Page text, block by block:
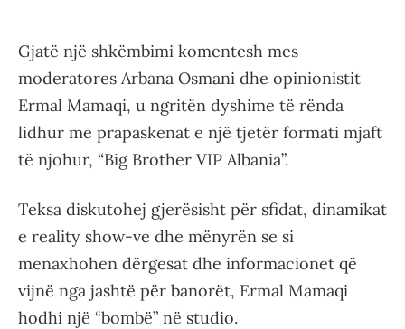
Gjatë një shkëmbimi komentesh mes
moderatores Arbana Osmani dhe opinionistit
Ermal Mamaqi, u ngritën dyshime të rënda
lidhur me prapaskenat e një tjetër formati mjaft
të njohur, “Big Brother VIP Albania”.
Teksa diskutohej gjerësisht për sfidat, dinamikat
e reality show-ve dhe mënyrën se si
menaxhohen dërgesat dhe informacionet që
vijnë nga jashtë për banorët, Ermal Mamaqi
hodhi një “bombë” në studio.